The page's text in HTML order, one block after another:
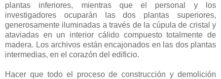
plantas inferiores, mientras que el personal y los
investigadores ocuparán las dos plantas superiores,
generosamente iluminadas a través de la cúpula de cristal y
ataviadas en un interior cálido compuesto totalmente de
madera. Los archivos están encajonados en las dos plantas
intermedias, en el corazón del edificio.
Hacer que todo el proceso de construcción y demolición